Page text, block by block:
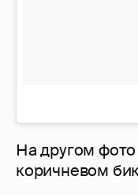
На другом фото
коричневом